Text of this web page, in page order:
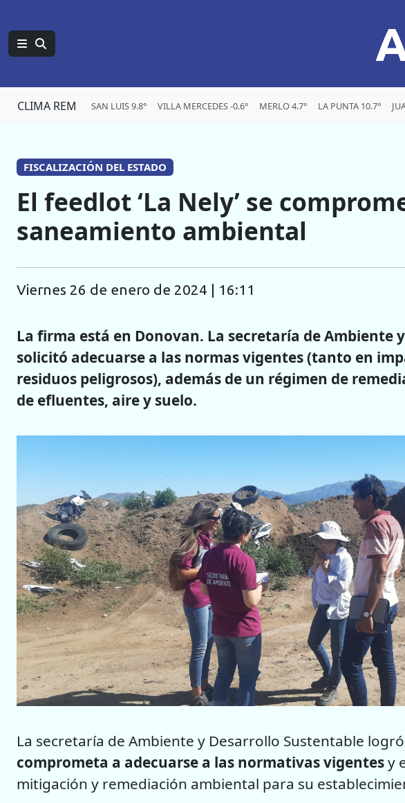
CLIMA REM SAN LUIS 9.8° VILLA MERCEDES -0.6° MERLO 4.7° LA PUNTA 10.7°
FISCALIZACIÓN DEL ESTADO
El feedlot ‘La Nely’ se
saneamiento ambiental
viernes 26 de enero de 2024 | 16:11
La firma está en Donovan. La secretaría de Ambiente
solicitó adecuarse a las normas vigentes (tanto en
residuos peligrosos), además de un régimen de
de efluentes, aire y suelo.
La secretaría de Ambiente y Desarrollo Sustentable logró
comprometa a adecuarse a las normativas vigentesy
mitigación y remediación ambiental para su